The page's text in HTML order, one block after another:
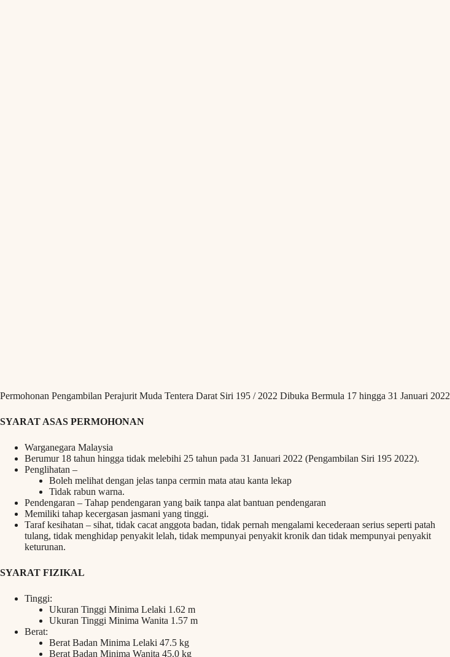
Permohonan Pengambilan Perajurit Muda Tentera Darat Siri 195 / 2022 Dibuka Bermula 17 hingga 31 Januari 2022
SYARAT ASAS PERMOHONAN
Warganegara Malaysia
Berumur 18 tahun hingga tidak melebihi 25 tahun pada 31 Januari 2022 (Pengambilan Siri 195 2022).
Penglihatan –
Boleh melihat dengan jelas tanpa cermin mata atau kanta lekap
Tidak rabun warna.
Pendengaran – Tahap pendengaran yang baik tanpa alat bantuan pendengaran
Memiliki tahap kecergasan jasmani yang tinggi.
Taraf kesihatan – sihat, tidak cacat anggota badan, tidak pernah mengalami kecederaan serius seperti patah
tulang, tidak menghidap penyakit lelah, tidak mempunyai penyakit kronik dan tidak mempunyai penyakit
keturunan.
SYARAT FIZIKAL
Tinggi:
Ukuran Tinggi Minima Lelaki 1.62 m
Ukuran Tinggi Minima Wanita 1.57 m
Berat:
Berat Badan Minima Lelaki 47.5 kg
Berat Badan Minima Wanita 45.0 kg